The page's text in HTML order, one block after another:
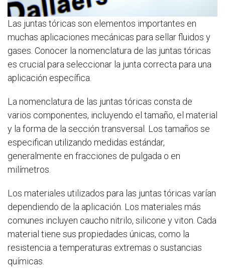
Las juntas tóricas son elementos importantes en
muchas aplicaciones mecánicas para sellar fluidos y
gases. Conocer la nomenclatura de las juntas tóricas
es crucial para seleccionar la junta correcta para una
aplicación específica.
La nomenclatura de las juntas tóricas consta de
varios componentes, incluyendo el tamaño, el material
y la forma de la sección transversal. Los tamaños se
especifican utilizando medidas estándar,
generalmente en fracciones de pulgada o en
milímetros.
Los materiales utilizados para las juntas tóricas varían
dependiendo de la aplicación. Los materiales más
comunes incluyen caucho nitrilo, silicone y viton. Cada
material tiene sus propiedades únicas, como la
resistencia a temperaturas extremas o sustancias
químicas.